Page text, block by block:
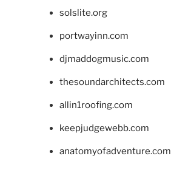
solslite.org
portwayinn.com
djmaddogmusic.com
thesoundarchitects.com
allin1roofing.com
keepjudgewebb.com
anatomyofadventure.com